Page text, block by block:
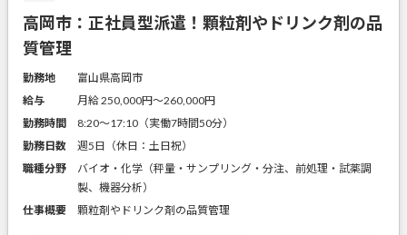
高岡市：正社員型派遣！顆粒剤やドリンク剤の品
質管理
勤務地
富山県高岡市
給与
月給 250,000円〜260,000円
勤務時間
8:20～17:10（実働7時間50分）
勤務日数
週5日（休日：土日祝）
職種分野
バイオ・化学（秤量・サンプリング・分注、前処理・試薬調
製、機器分析）
仕事概要
顆粒剤やドリンク剤の品質管理